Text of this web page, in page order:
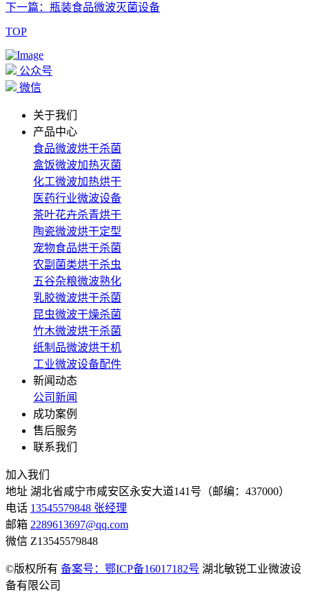
下一篇：瓶装食品微波灭菌设备
TOP
公众号
微信
关于我们
产品中心
食品微波烘干杀菌
盒饭微波加热灭菌
化工微波加热烘干
医药行业微波设备
茶叶花卉杀青烘干
陶瓷微波烘干定型
宠物食品烘干杀菌
农副菌类烘干杀虫
五谷杂粮微波熟化
乳胶微波烘干杀菌
昆虫微波干燥杀菌
竹木微波烘干杀菌
纸制品微波烘干机
工业微波设备配件
新闻动态
公司新闻
成功案例
售后服务
联系我们
加入我们
地址 湖北省咸宁市咸安区永安大道141号（邮编：437000）
电话 13545579848 张经理
邮箱 2289613697@qq.com
微信 Z13545579848
©版权所有 备案号：鄂ICP备16017182号 湖北敏锐工业微波设
备有限公司